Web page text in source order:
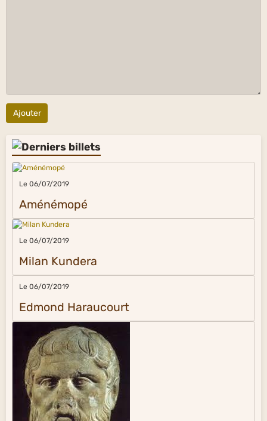
Ajouter
Le 06/07/2019
Aménémopé
Le 06/07/2019
Milan Kundera
Le 06/07/2019
Edmond Haraucourt